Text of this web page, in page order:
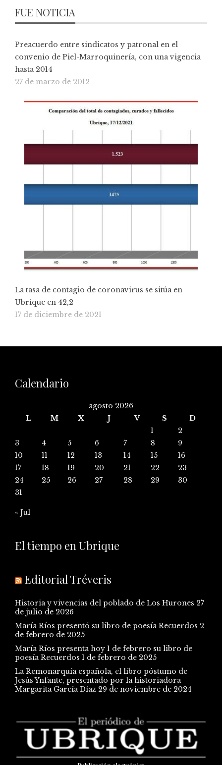
FUE NOTICIA
Preacuerdo entre sindicatos y patronal en el
convenio de Piel-Marroquinería, con una vigencia
hasta 2014
27 de marzo de 2012
La tasa de contagio de coronavirus se sitúa en
Ubrique en 42,2
17 de diciembre de 2021
Calendario
agosto 2026
L
M X J V S
D
1
2
3
4 5 6 7 8
9
10
11 12 13 14 15
16
17
18 19 20 21 22
23
24
25 26 27 28 29
30
31
« Jul
El tiempo en Ubrique
Editorial Tréveris
Historia y vivencias del poblado de Los Hurones 27
de julio de 2026
María Ríos presentó su libro de poesía Recuerdos 2
de febrero de 2025
María Ríos presenta hoy 1 de febrero su libro de
poesía Recuerdos 1 de febrero de 2025
La Remonarquía española, el libro póstumo de
Jesús Ynfante, presentado por la historiadora
Margarita García Díaz 29 de noviembre de 2024